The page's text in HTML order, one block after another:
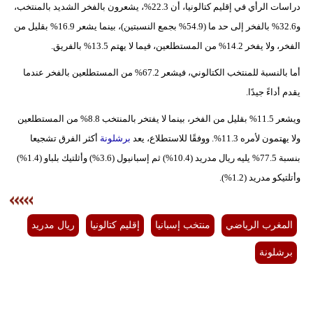
علوم
بيئة
مدوَّنات
فيديو
دراسات الرأي في إقليم كتالونيا، أن 22.3%، يشعرون بالفخر الشديد بالمنتخب،
و32.6% بالفخر إلى حد ما (54.9% بجمع النسبتين)، بينما يشعر 16.9% بقليل من
الفخر، ولا يفخر 14.2% من المستطلعين، فيما لا يهتم 13.5% بالفريق.
أما بالنسبة للمنتخب الكتالوني، فيشعر 67.2% من المستطلعين بالفخر عندما
يقدم أداءً جيدًا.
ويشعر 11.5% بقليل من الفخر، بينما لا يفتخر بالمنتخب 8.8% من المستطلعين
ولا يهتمون لأمره 11.3%. ووفقًا للاستطلاع، يعد
برشلونة أكثر الفرق تشجيعا
بنسبة 77.5% يليه ريال مدريد (10.4%) ثم إسبانيول (3.6%) وأثلتيك بلباو (1.4%)
وأتلتيكو مدريد (1.2%).
المغرب الرياضي منتخب إسبانيا إقليم كتالونيا ريال مدريد
برشلونة